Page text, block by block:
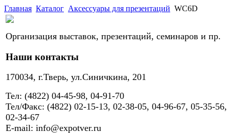
Главная Каталог Аксессуары для презентаций WC6D
Организация выставок, презентаций, семинаров и пр.
Наши контакты
170034, г.Тверь, ул.Синичкина, 201
Тел: (4822) 04-45-98, 04-91-70
Тел/Факс: (4822) 02-15-13, 02-38-05, 04-96-67, 05-35-56,
02-34-67
E-mail: info@expotver.ru